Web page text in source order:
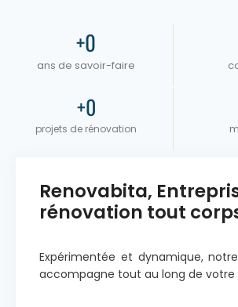
ans de savoir-faire
+0
projets de rénovation
+0
m
Renovabita,
rénovation tout
Expérimentée et dynamique,
accompagne tout au long de votre